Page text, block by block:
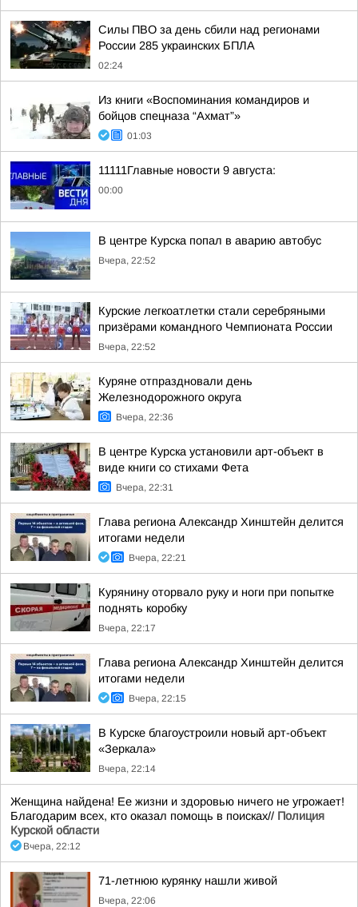
Силы ПВО за день сбили над регионами
России 285 украинских БПЛА
02:24
Из книги «Воспоминания командиров и
бойцов спецназа “Ахмат”»
01:03
11111Главные новости 9 августа:
00:00
В центре Курска попал в аварию автобус
Вчера, 22:52
Курские легкоатлетки стали серебряными
призёрами командного Чемпионата России
Вчера, 22:52
Куряне отпраздновали день
Железнодорожного округа
Вчера, 22:36
В центре Курска установили арт-объект в
виде книги со стихами Фета
Вчера, 22:31
Глава региона Александр Хинштейн делится
итогами недели
Вчера, 22:21
Курянину оторвало руку и ноги при попытке
поднять коробку
Вчера, 22:17
Глава региона Александр Хинштейн делится
итогами недели
Вчера, 22:15
В Курске благоустроили новый арт-объект
«Зеркала»
Вчера, 22:14
Женщина найдена! Ее жизни и здоровью ничего не угрожает!
Благодарим всех, кто оказал помощь в поисках// Полиция
Курской области
Вчера, 22:12
71-летнюю курянку нашли живой
Вчера, 22:06